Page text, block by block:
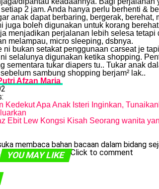
2 jam. Anda hanya perlu berhenti &
anak dapat berbaring, bergerak,
juga boleh digunakan untuk korang
menjadikan perjalanan lebih selesa
melampau, micro sleeping, dsbnya.
ni bukan setakat penggunaan carseat je
selalunya digunakan ketika shopping.
sementara tukar diapers tu.. Tukar anak
sambung shopping berjam² lak..
Afzan Maria
Kedekut Apa Anak Isteri Inginkan,
Ebit Lew Kongsi Kisah Seorang wanita
membaca bahan bacaan dalam bidang
YOU MAY LIKE Click to comment